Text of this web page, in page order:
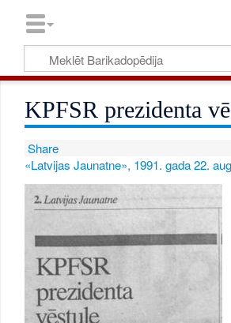
KPFSR prezidenta
Share
«Latvijas Jaunatne», 1991. gada 22.